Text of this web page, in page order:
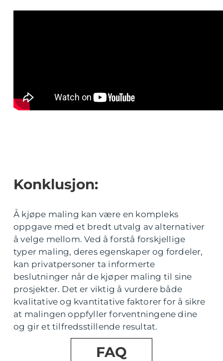
Konklusjon:
Å kjøpe maling kan være en kompleks
oppgave med et bredt utvalg av alternativer
å velge mellom. Ved å forstå forskjellige
typer maling, deres egenskaper og fordeler,
kan privatpersoner ta informerte
beslutninger når de kjøper maling til sine
prosjekter. Det er viktig å vurdere både
kvalitative og kvantitative faktorer for å sikre
at malingen oppfyller forventningene dine
og gir et tilfredsstillende resultat.
FAQ